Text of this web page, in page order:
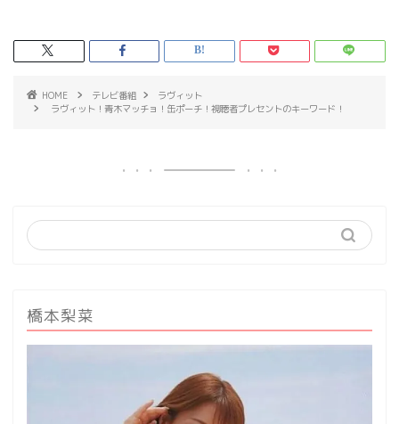
HOME テレビ番組
ラヴィット
ラヴィット！青木マッチョ！缶ポーチ！視聴者プレセントのキーワード！
橋本梨菜